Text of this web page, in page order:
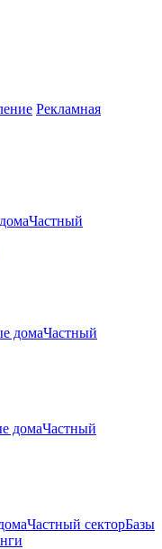
Рекламная
Частный
домаЧастный
домаЧастный
Частный секторБазы